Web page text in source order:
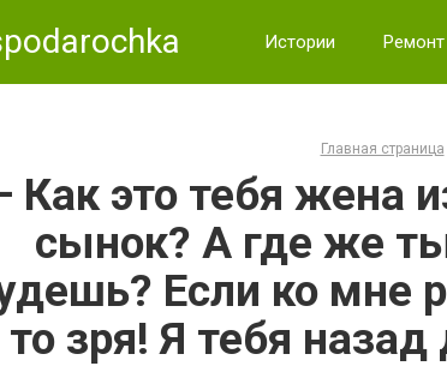
Истории Ремонт
Главная страница
Как это тебя жена
сынок? А где же
Если ко мне
то зря! Я тебя